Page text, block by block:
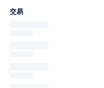
交易